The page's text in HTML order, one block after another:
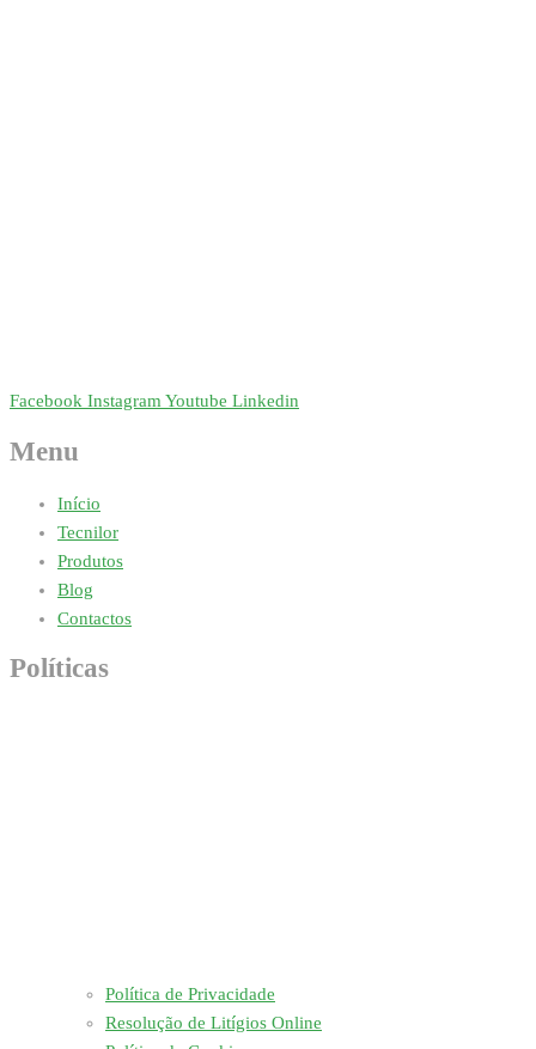
Facebook InstagramYoutube Linkedin
Menu
Início
Tecnilor
Produtos
Blog
Contactos
Políticas
Política de Privacidade
Resolução de Litígios Online